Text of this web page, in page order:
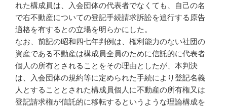
れた構成員は、入会団体の代表者でなくても、自己の名
で右不動産についての登記手続請求訴訟を追行する原告
適格を有するとの立場を明らかにした。
なお、前記の昭和四七年判例は、権利能力のない社団の
資産である不動産は構成員全員のために信託的に代表者
個人の所有とされることをその理由としたが、本判決
は、入会団体の規約等に定められた手続により登記名義
人とすることとされた構成員個人に不動産の所有権又は
登記請求権が信託的に移転するというような理論構成を